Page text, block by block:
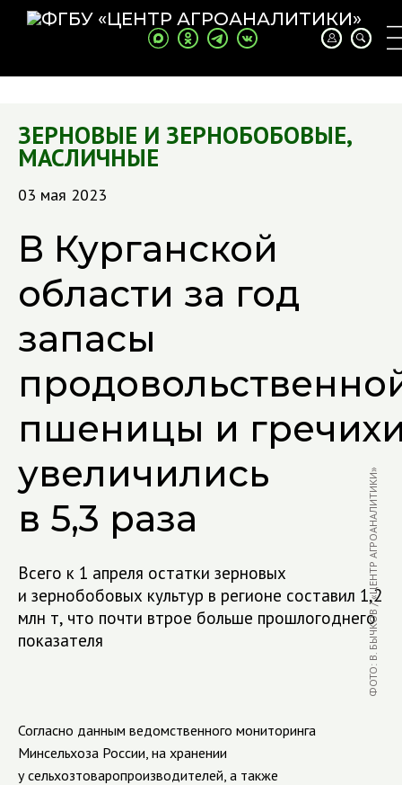
ЗЕРНОВЫЕ И ЗЕРНОБОБОВЫЕ,
МАСЛИЧНЫЕ
03 мая 2023
В Курганской
области за год
запасы
пшеницы и
увеличились
в 5,3 раза
Всего к 1 апреля остатки зерновых
и зернобобовых культур в регионе составил 1,2
млн т, что почти втрое больше прошлогоднего
показателя
ФОТО: В. БЫЧКОВ / «ЦЕНТР АГРОАНАЛИТИКИ»
Согласно данным ведомственного мониторинга
Минсельхоза России, на хранении
у сельхозтоваропроизводителей, а также